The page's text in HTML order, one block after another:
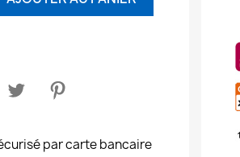
par carte bancaire